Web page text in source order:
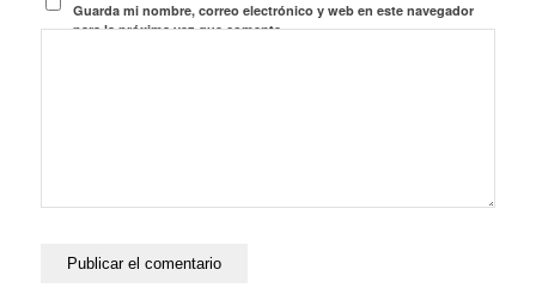
Guarda mi nombre, correo electrónico y web en este navegador
para la próxima vez que comente.